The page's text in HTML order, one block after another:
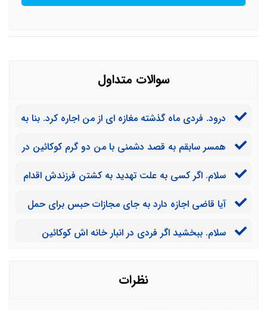
سوالات متداول
درود. فردی ماه گذشته مغازه ای از من اجاره کرد. بنا به
اجاره را باطل کنم؟
همسر سابقم به قصد دشمنی با من دو گرم کوکائین در
موضوع اثبات شود، مجازاتش چیست؟
سلام. اگر کسی به علت تهدید به کشتن فرزندش اقدام
آیا قاضی اجازه دارد به جای مجازات حبس برای حمل
سلام. ببخشید اگر فردی در انبار خانه اش کوکائین
نظرات